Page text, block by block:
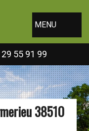
MENU
55 91 99
38510